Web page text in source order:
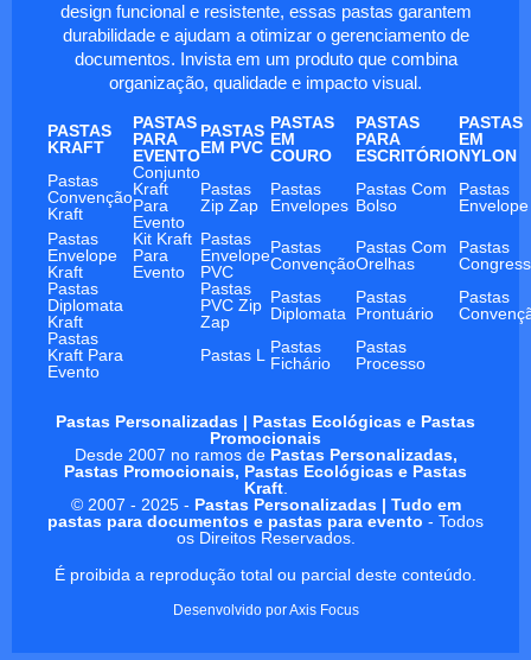
design funcional e resistente, essas pastas garantem
durabilidade e ajudam a otimizar o gerenciamento de
documentos. Invista em um produto que combina
organização, qualidade e impacto visual.
PASTAS
KRAFT
PASTAS
PARA
EVENTO
PASTAS
EM PVC
PASTAS
EM
COURO
PASTAS
PARA
ESCRITÓRIO
PASTAS
EM
NYLON
Pastas
Convenção
Kraft
Conjunto
Kraft
Para
Evento
Pastas
Zip Zap
Pastas
Envelopes
Pastas Com
Bolso
Pastas
Envelope
Pastas
Envelope
Kraft
Kit Kraft
Para
Evento
Pastas
Envelope
PVC
Pastas
Convenção
Pastas Com
Orelhas
Pastas
Pastas
Diplomata
Kraft
Pastas
PVC Zip
Zap
Pastas
Diplomata
Pastas
Prontuário
Pastas
Pastas
Kraft Para
Evento
Pastas L
Pastas
Fichário
Pastas
Processo
Pastas Personalizadas | Pastas Ecológicas e Pastas
Promocionais
Desde 2007 no ramos de Pastas Personalizadas,
Pastas Promocionais, Pastas Ecológicas e Pastas
Kraft.
© 2007 - 2025 - Pastas Personalizadas | Tudo em
pastas para documentos e pastas para evento - Todos
os Direitos Reservados.
É proibida a reprodução total ou parcial deste conteúdo.
Desenvolvido porAxis Focus